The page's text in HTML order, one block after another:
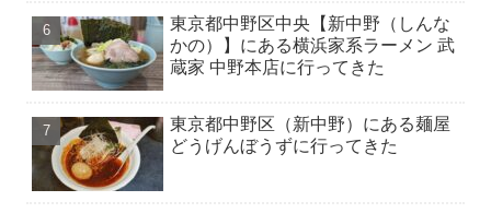
東京都中野区中央【新中野（しんな
かの）】にある横浜家系ラーメン 武
蔵家 中野本店に行ってきた
東京都中野区（新中野）にある麺屋
どうげんぼうずに行ってきた